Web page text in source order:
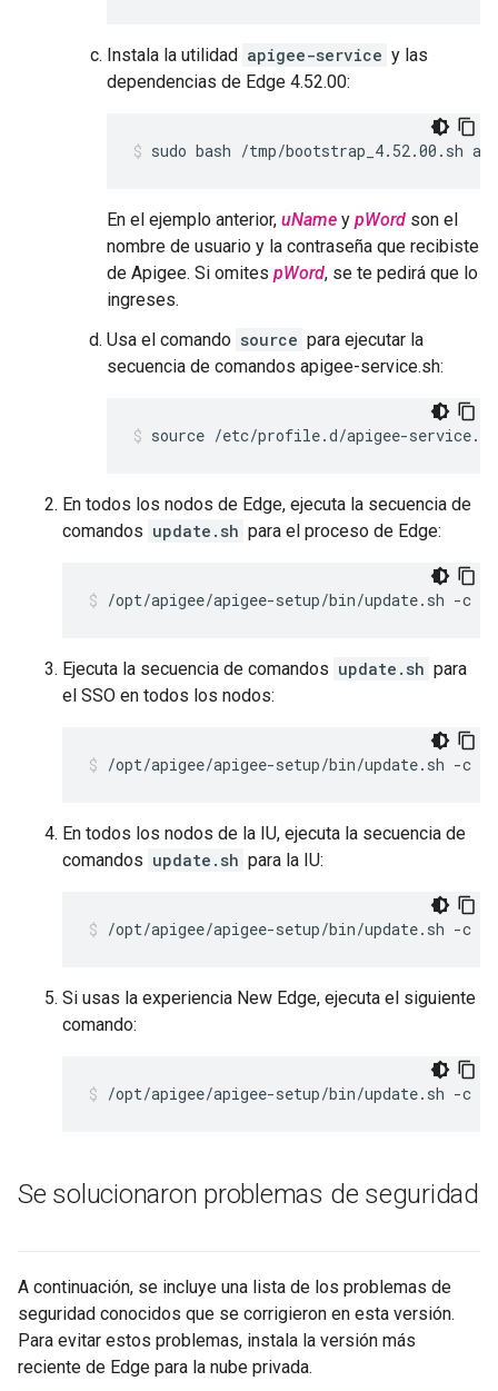
Instala la utilidad apigee-service y las
dependencias de Edge 4.52.00:
sudo bash /tmp/bootstrap_4.52.00.sh
En el ejemplo anterior, uName y pWord son el
nombre de usuario y la contraseña que recibiste
de Apigee. Si omites pWord, se te pedirá que lo
ingreses.
Usa el comando source para ejecutar la
secuencia de comandos apigee-service.sh:
source /etc/profile.d/apigee-service.sh
En todos los nodos de Edge, ejecuta la secuencia de
comandos update.sh para el proceso de Edge:
/opt/apigee/apigee-setup/bin/update.sh -c
Ejecuta la secuencia de comandos update.sh para
el SSO en todos los nodos:
/opt/apigee/apigee-setup/bin/update.sh -c
En todos los nodos de la IU, ejecuta la secuencia de
comandos update.sh para la IU:
/opt/apigee/apigee-setup/bin/update.sh -c
Si usas la experiencia New Edge, ejecuta el siguiente
comando:
/opt/apigee/apigee-setup/bin/update.sh -c
Se solucionaron problemas de seguridad
A continuación, se incluye una lista de los problemas de
seguridad conocidos que se corrigieron en esta versión.
Para evitar estos problemas, instala la versión más
reciente de Edge para la nube privada.